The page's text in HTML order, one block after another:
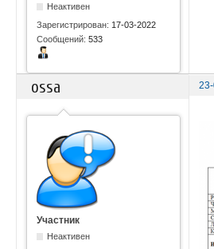
Неактивен
Зарегистрирован: 17-03-2022
Сообщений:533
ossa
Участник
Неактивен